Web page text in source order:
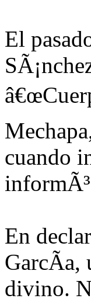
El
cuando
En
GarcÃ­a,
divino.